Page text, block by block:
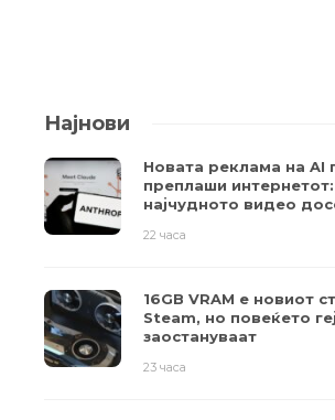
Најнови
Новата реклама на AI
преплаши
најчудното видео
22 часа
16GB VRAM е новиот
Steam, но повеќето
заостануваат
23 часа